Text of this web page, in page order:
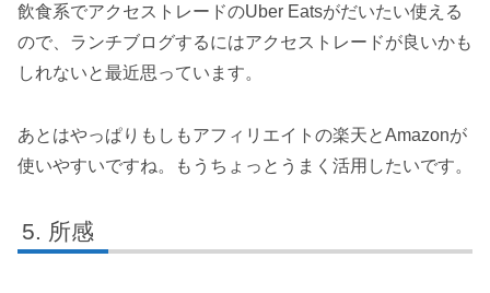
飲食系でアクセストレードのUber Eatsがだいたい使える
ので、ランチブログするにはアクセストレードが良いかも
しれないと最近思っています。
あとはやっぱりもしもアフィリエイトの楽天とAmazonが
使いやすいですね。もうちょっとうまく活用したいです。
所感